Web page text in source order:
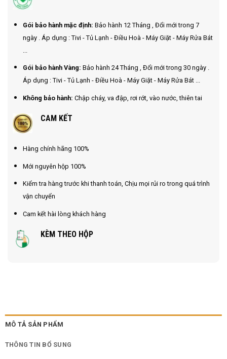
Gói bảo hành mặc định: Bảo hành 12 Tháng , Đổi mới trong 7
ngày . Áp dụng : Tivi - Tủ Lạnh - Điều Hoà - Máy Giặt - Máy Rửa Bát
Gói bảo hành Vàng: Bảo hành 24 Tháng , Đổi mới trong 30 ngày .
Áp dụng : Tivi - Tủ Lạnh - Điều Hoà - Máy Giặt - Máy Rửa Bát ...
Không bảo hành: Chập cháy, va đập, rơi rớt, vào nước, thiên tai
CAM KẾT
Hàng chính hãng 100%
Mới nguyên hộp 100%
Kiểm tra hàng trước khi thanh toán, Chịu mọi rủi ro trong quá trình
vận chuyển
Cam kết hài lòng khách hàng
KÈM THEO HỘP
MÔ TẢ SẢN PHẨM
THÔNG TIN BỔ SUNG